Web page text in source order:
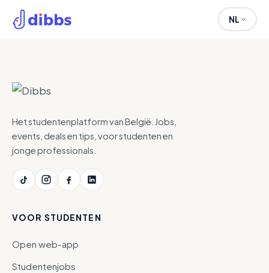
NL
Het studentenplatform van België. Jobs,
events, deals en tips, voor studenten en
jonge professionals.
VOOR STUDENTEN
Open web-app
Studentenjobs